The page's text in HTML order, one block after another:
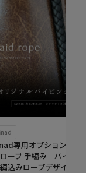
専用オプション ブ
ープ 手編み パイピン
込みロープデザイン